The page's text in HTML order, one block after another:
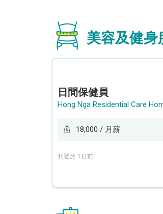
美容及健身
日間保健員
18,000 / 月薪
刊登於 1日前